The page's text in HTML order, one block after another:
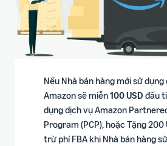
Nếu Nhà bán hàng mới sử dụng
Amazon sẽ miễn100 USD đầu
dụng dịch vụ Amazon
Program (PCP), hoặc Tặng 200
trừ phí FBA khi Nhà bán hàng